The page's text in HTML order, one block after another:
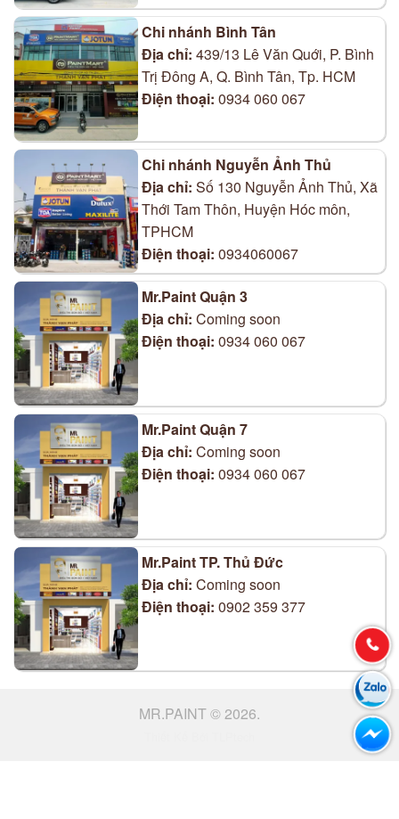
Chi nhánh Bình Tân
Địa chỉ: 439/13 Lê Văn Quới, P. Bình
Trị Đông A, Q. Bình Tân, Tp. HCM
Điện thoại: 0934 060 067
Chi nhánh Nguyễn Ảnh Thủ
Địa chỉ: Số 130 Nguyễn Ảnh Thủ, Xã
Thới Tam Thôn, Huyện Hóc môn,
TPHCM
Điện thoại: 0934060067
Mr.Paint Quận 3
Địa chỉ: Coming soon
Điện thoại: 0934 060 067
Mr.Paint Quận 7
Địa chỉ: Coming soon
Điện thoại: 0934 060 067
Mr.Paint TP. Thủ Đức
Địa chỉ: Coming soon
Điện thoại: 0902 359 377
MR.PAINT © 2026.